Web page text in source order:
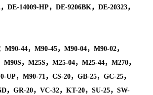
DE-14009-HP，DE-9206BK，DE-20323，
M90-44，M90-45，M90-04，M90-02，
M90S，M25S，M25-04，M25-44，M270，
UP，M90-71，CS-20，GB-25，GC-25，
，GR-20，VC-32，KT-20，SU-25，SW-